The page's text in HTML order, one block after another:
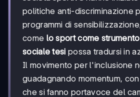
politiche anti-discriminazione
programmi di
come lo sport come
sociale tesi possa tradursi in
Il movimento per l'inclusione
guadagnando momentum,
che si fanno portavoce del